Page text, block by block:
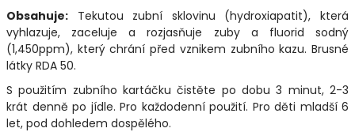
Obsahuje: Tekutou zubní sklovinu (hydroxiapatit), která
vyhlazuje, zaceluje a rozjasňuje zuby a fluorid sodný
(1,450ppm), který chrání před vznikem zubního kazu. Brusné
látky RDA 50.
S použitím zubního kartáčku čistěte po dobu 3 minut, 2-3
krát denně po jídle. Pro každodenní použití. Pro děti mladší 6
let, pod dohledem dospělého.